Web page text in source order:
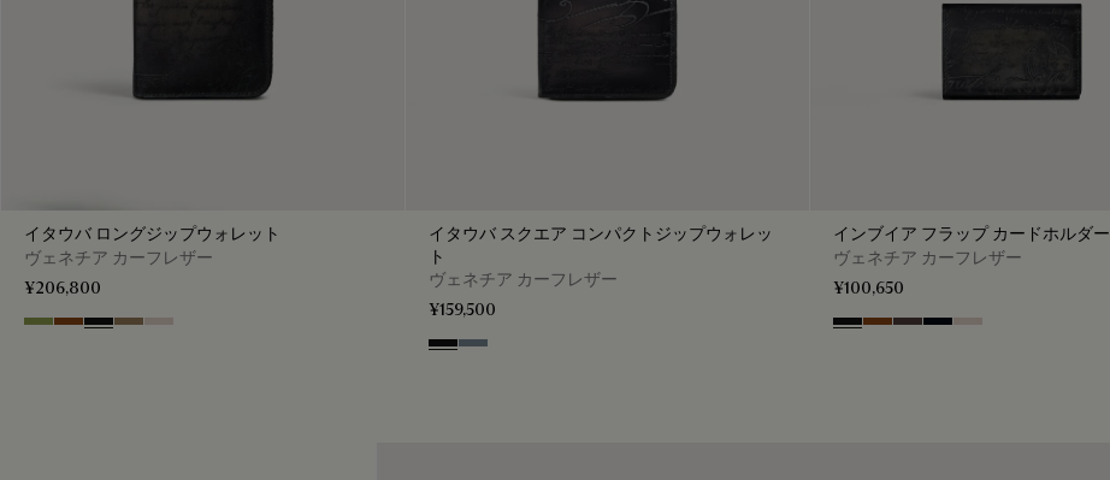
イタウバ ロングジップウォレット
ヴェネチア カーフレザー
¥206,800
WillowCacao Intenso
Nero Grigio
Eclissi
Gris
イタウバ スクエア コンパクトジップウォレッ
ト
ヴェネチア カーフレザー
¥159,500
Nero Grigio
Bleu Brume
インブイア フラップ カードホルダー
ヴェネチア カーフレザー
¥100,650
Nero Grigio
Cacao Intenso
AuroraAtlantide
Gris